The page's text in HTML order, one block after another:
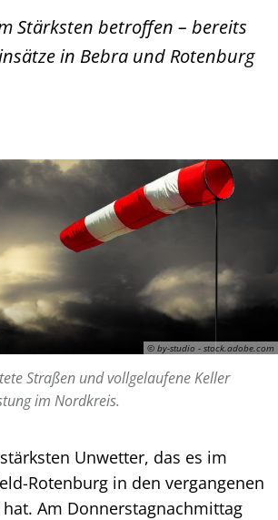
Stärksten betroffen – bereits
in Bebra und Rotenburg
© by-studio - stock.adobe.com
Straßen und vollgelaufene Keller
im Nordkreis.
Unwetter, das es im
Rotenburg in den vergangenen
hat. Am Donnerstagnachmittag